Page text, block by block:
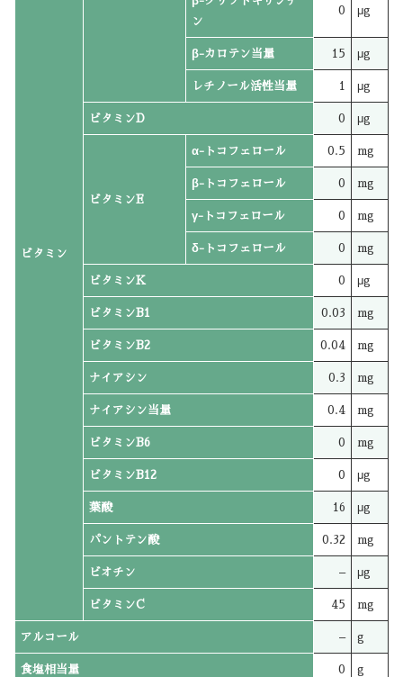
ビタミン
ン
0 μg
β-カロテン当量 15 μg
レチノール活性当量 1 μg
ビタミンD 0 μg
ビタミンE
α-トコフェロール 0.5 mg
β-トコフェロール 0 mg
γ-トコフェロール 0 mg
δ-トコフェロール 0 mg
ビタミンK 0 μg
ビタミンB1 0.03 mg
ビタミンB2 0.04 mg
ナイアシン 0.3 mg
ナイアシン当量 0.4 mg
ビタミンB6 0 mg
ビタミンB12 0 μg
葉酸 16 μg
パントテン酸 0.32 mg
ビオチン – μg
ビタミンC 45 mg
アルコール – g
食塩相当量 0 g